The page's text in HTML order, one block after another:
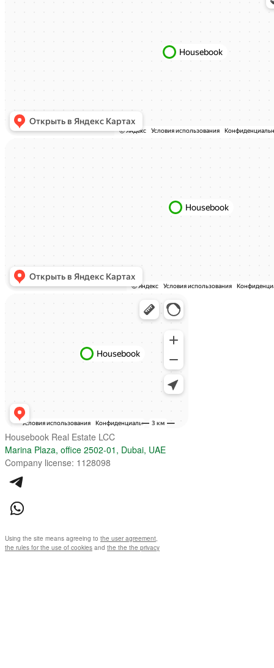
Housebook Real Estate LCC
Marina Plaza, office 2502-01, Dubai, UAE
Company license: 1128098
Using the site means agreeing to the user agreement,
the rules for the use of cookies and the the the privacy